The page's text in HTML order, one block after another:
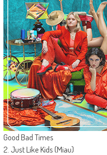
Good Bad Times
2. Just Like Kids (Miau)